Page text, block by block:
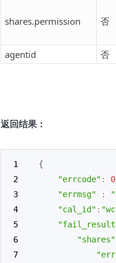
shares.permission 否
agentid
否
返回结果：
{
"errcode" : 0
"errmsg"
:
"cal_id" :
"shares"